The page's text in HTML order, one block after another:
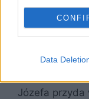
Data
liturgicznym
Józefa przyda